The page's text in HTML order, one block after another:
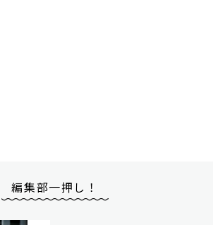
編集部一押し！